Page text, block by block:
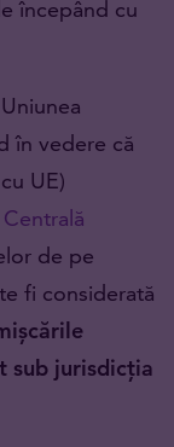
începând cu
în vedere că
cu UE)
de pe
fi considerată
sub jurisdicția